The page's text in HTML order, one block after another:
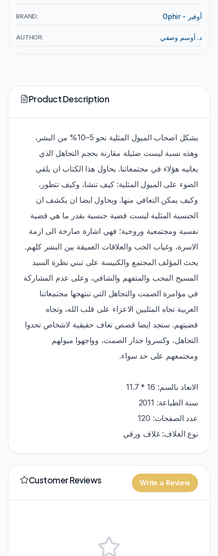
BRAND: Ophir - أوفير
AUTHOR: د. أوسم وصفي
Product Description
يشكل اصحاب الميول المثلية نحو 5–10% من البشر،
وهذه نسبة ليست ضئيلة مقارنة بحجم التجاهل الذي
يعانيه هؤلاء في مجتمعاتنا. يحاول هذا الكتاب ان يلقي
الضوء على الميول المثلية: كيف تنشا، وكيف تتطور،
وكيف يمكن التعافي منها. ويحاول ايضا ان يكشف ان
الجنسية المثلية ليست قضية جنسية بقدر ما هي قضية
نفسية ومجتمعية وروحية؛ فهي اشارة صارخة الى ازمة
الاسرة، وغياب الحب والعلاقات العميقة بين البشر كلهم.
يحث المؤلف المجتمع والكنيسة على تبني نظرة السيد
المسيح المحب والمتفهم والشافي، وعلى عدم المشاركة
في مؤامرة الصمت والتجاهل التي تنتهجها مجتمعاتنا
العربية تجاه المثليين الاعزاء على قلب الله، وتجاه
قضيتهم. ستجد ايضا قصص تعاف حقيقية لاشخاص تحدوا
التجاهل، وكسروا جدار الصمت، وواجهوا ميولهم
ومجتمعهم على حد سواء.
الابعاد بالسم: 16 * 11.7
سنة الطباعة: 2011
عدد الصفحات: 120
نوع الغلاف: غلاف ورقي
Customer Reviews Write a Review